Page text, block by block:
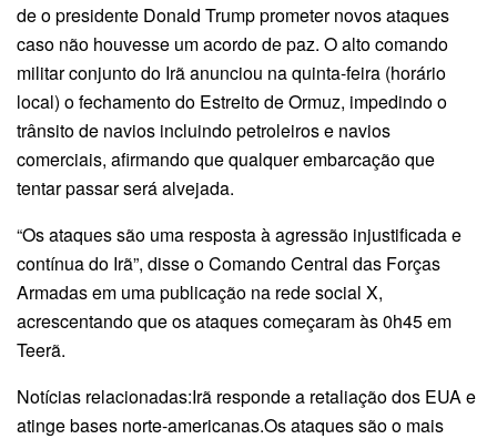
de o presidente Donald Trump prometer novos ataques
caso não houvesse um acordo de paz. O alto comando
militar conjunto do Irã anunciou na quinta-feira (horário
local) o fechamento do Estreito de Ormuz, impedindo o
trânsito de navios incluindo petroleiros e navios
comerciais, afirmando que qualquer embarcação que
tentar passar será alvejada.
“Os ataques são uma resposta à agressão injustificada e
contínua do Irã”, disse o Comando Central das Forças
Armadas em uma publicação na rede social X,
acrescentando que os ataques começaram às 0h45 em
Teerã.
Notícias relacionadas:Irã responde a retaliação dos EUA e
atinge bases norte-americanas.Os ataques são o mais